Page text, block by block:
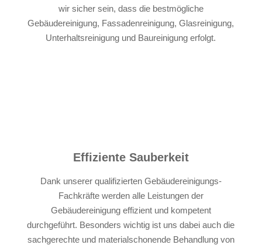
wir sicher sein, dass die bestmögliche
Gebäudereinigung, Fassadenreinigung, Glasreinigung,
Unterhaltsreinigung und Baureinigung erfolgt.
Effiziente Sauberkeit
Dank unserer qualifizierten Gebäudereinigungs-
Fachkräfte werden alle Leistungen der
Gebäudereinigung effizient und kompetent
durchgeführt. Besonders wichtig ist uns dabei auch die
sachgerechte und materialschonende Behandlung von